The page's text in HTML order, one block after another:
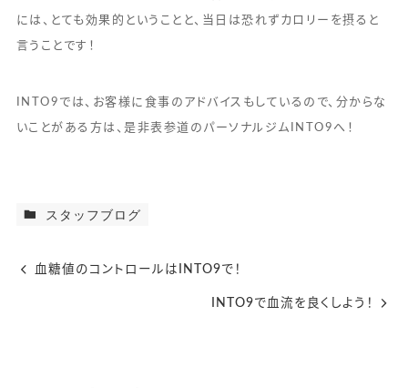
には、とても効果的ということと、当日は恐れずカロリーを摂ると
言うことです！
INTO9では、お客様に食事のアドバイスもしているので、分からな
いことがある方は、是非表参道のパーソナルジムINTO9へ！
スタッフブログ
血糖値のコントロールはINTO9で！
INTO9で血流を良くしよう！